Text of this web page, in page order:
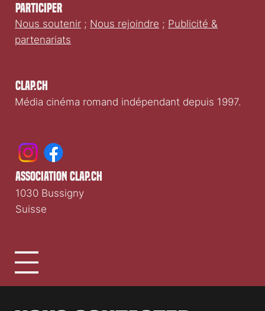
Clap.ch
Média cinéma romand indépendant depuis 1997.
Participer
Nous soutenir ; Nous rejoindre ; Publicité &
partenariats
association clap.ch
1030 Bussigny
Suisse